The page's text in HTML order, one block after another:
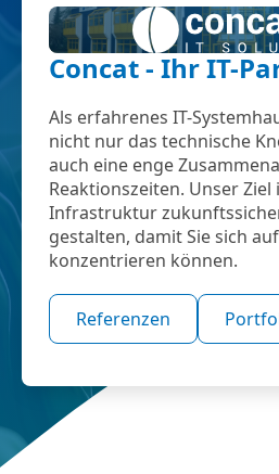
Concat - Ihr IT-
Als erfahrenes IT-
nicht nur das technische
auch eine enge
Reaktionszeiten. Unser Ziel
Infrastruktur
gestalten, damit Sie sich
konzentrieren können.
Referenzen